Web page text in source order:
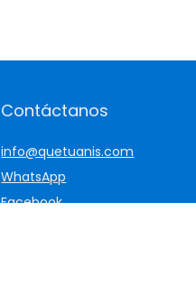
Contáctanos
info@quetuanis.com
WhatsApp
Facebook